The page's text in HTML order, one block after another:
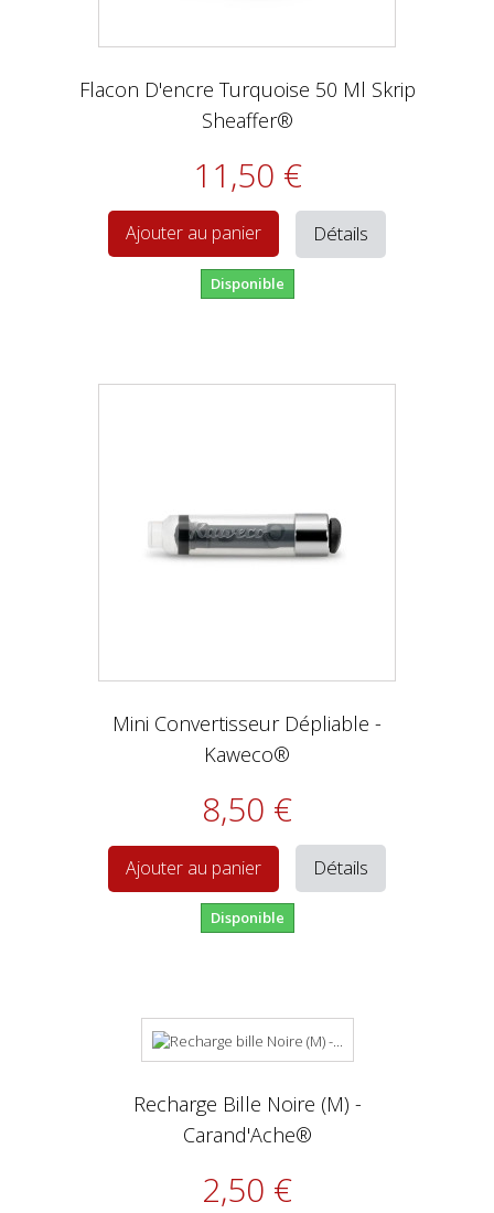
Flacon D'encre Turquoise 50 Ml Skrip
Sheaffer®
11,50 €
Ajouter au panier Détails
Disponible
Mini Convertisseur Dépliable -
Kaweco®
8,50 €
Ajouter au panier Détails
Disponible
Recharge Bille Noire (M) -
Carand'Ache®
2,50 €